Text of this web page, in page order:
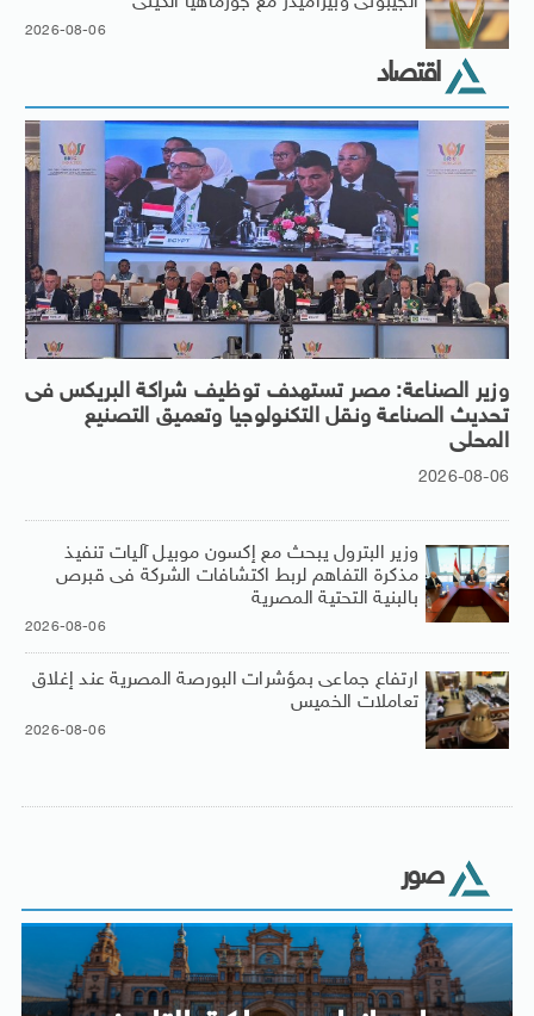
2026-08-06
اقتصاد
وزير الصناعة: مصر تستهدف توظيف شراكة البريكس فى
تحديث الصناعة ونقل التكنولوجيا وتعميق التصنيع
المحلى
2026-08-06
وزير البترول يبحث مع إكسون موبيل آليات تنفيذ
مذكرة التفاهم لربط اكتشافات الشركة فى قبرص
بالبنية التحتية المصرية
2026-08-06
ارتفاع جماعى بمؤشرات البورصة المصرية عند إغلاق
تعاملات الخميس
2026-08-06
صور